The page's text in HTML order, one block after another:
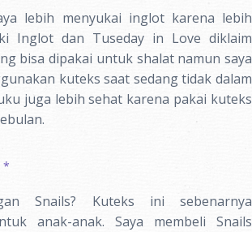
lebih menyukai inglot karena lebih
Inglot dan Tuseday in Love diklaim
bisa dipakai untuk shalat namun saya
kuteks saat sedang tidak dalam
juga lebih sehat karena pakai kuteks
*
Snails? Kuteks ini sebenarnya
anak-anak. Saya membeli Snails